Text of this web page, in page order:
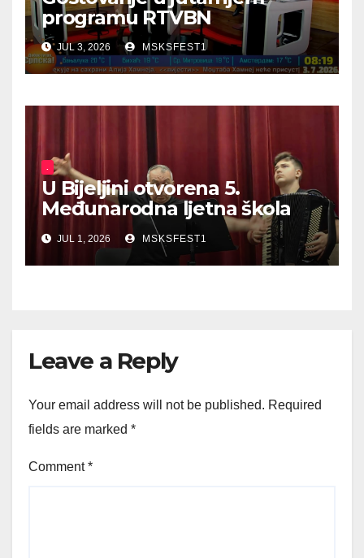
programu RTVBN
JUL 3, 2026 MSKSFEST1
U Bijeljini otvorena 5.
Međunarodna ljetna škola
harmonike
JUL 1, 2026 MSKSFEST1
Leave a Reply
Your email address will not be published. Required
fields are marked *
Comment*